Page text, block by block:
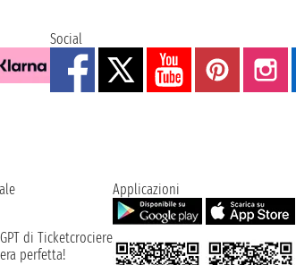
Social
di Ticketcrociere
perfetta!
Applicazioni